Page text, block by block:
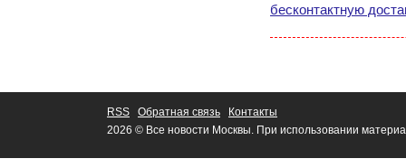
бесконтактную
RSS Обратная связь
Контакты
2026 © Все новости Москвы. При использовании